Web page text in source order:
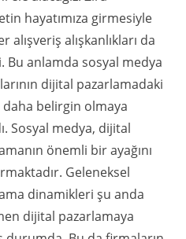
hayatımıza girmesiyle
alışveriş alışkanlıkları da
Bu anlamda sosyal medya
dijital pazarlamadaki
belirgin olmaya
Sosyal medya, dijital
önemli bir ayağını
Geleneksel
dinamikleri şu anda
dijital pazarlamaya